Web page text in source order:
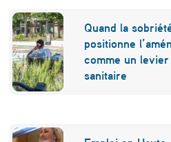
u
r
r
a
t
Quand la
positionne
comme un
sanitaire